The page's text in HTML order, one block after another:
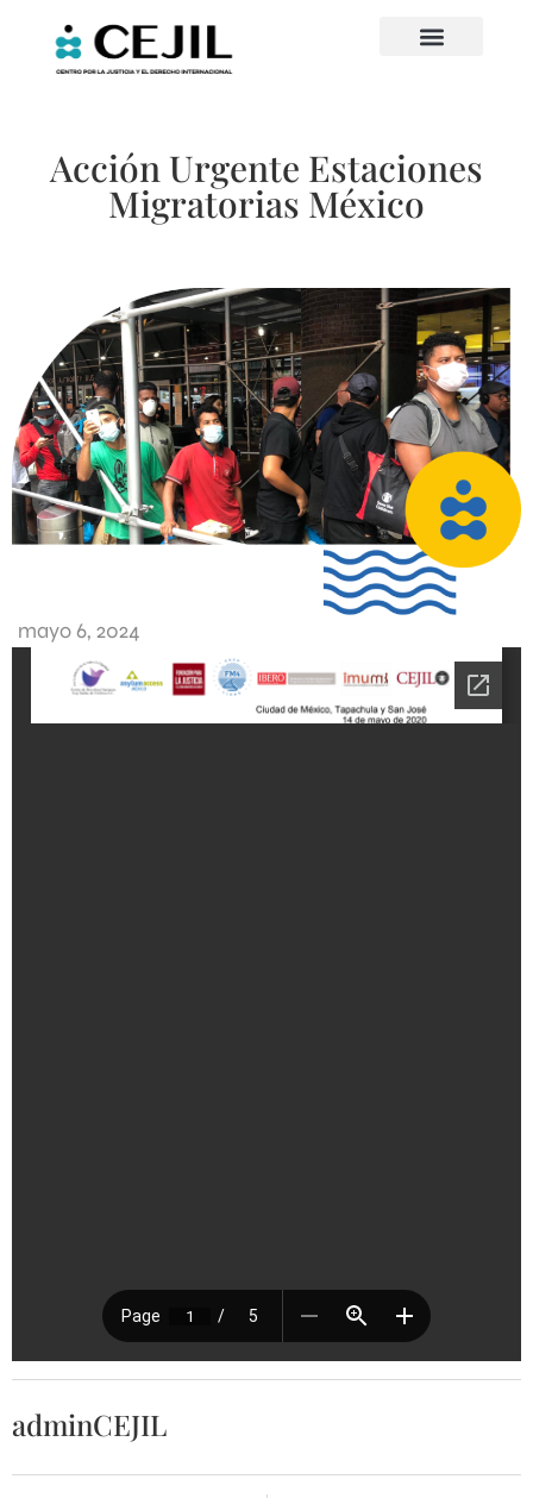
Acción Urgente Estaciones
Migratorias México
mayo 6, 2024
adminCEJIL